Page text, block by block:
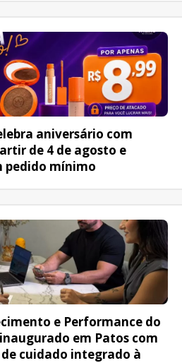
aniversário com
de 4 de agosto e
pedido mínimo
e Performance do
em Patos com
cuidado integrado à